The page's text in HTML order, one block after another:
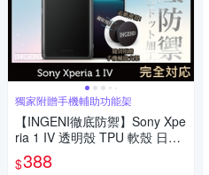
獨家附贈手機輔助功能架
【INGENI徹底防禦】Sony Xpe
ria 1 IV 透明殼 TPU 軟殼 日系
全軟式TPU吸震防摔保護殼
$388